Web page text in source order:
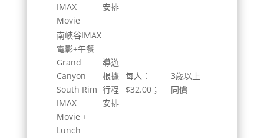
IMAX
Movie
安排
南峽谷IMAX
電影+午餐
Grand
Canyon
South Rim
IMAX
Movie +
Lunch
導遊
根據
行程
安排
每人：
$32.00；
3歲以上
同價